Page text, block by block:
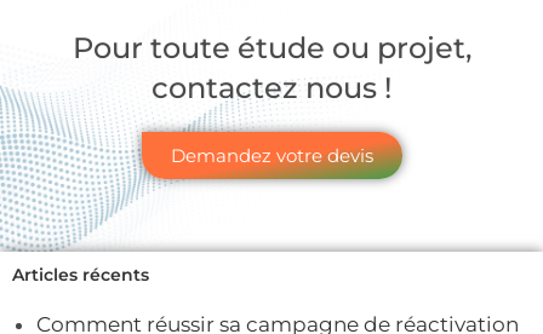
Pour toute étude ou projet,
contactez nous !
Demandez votre devis
Articles récents
Comment réussir sa campagne de réactivation